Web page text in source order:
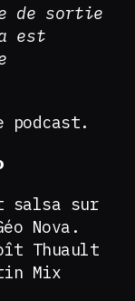
de sortie
est
podcast.
salsa sur
Nova.
Thuault
Mix